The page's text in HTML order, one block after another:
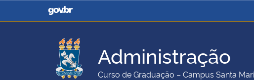
Casa Civil
Ministério da Justiça e
Ministério da Agricultura,
Pecuária e Abastecimento
Ministério da Educação
Administração
Curso de Graduação – Campus Santa